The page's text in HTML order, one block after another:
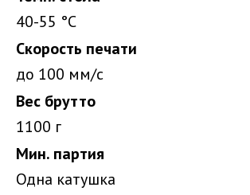
40-55 °C
Скорость печати
до 100 мм/с
Вес брутто
1100 г
Мин. партия
Одна катушка